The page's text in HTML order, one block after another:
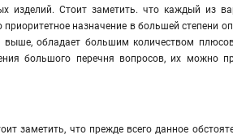
изделий. Стоит заметить. что каждый из
назначение в большей степени
выше, обладает большим количеством
большого перечня вопросов, их можно
заметить, что прежде всего данное